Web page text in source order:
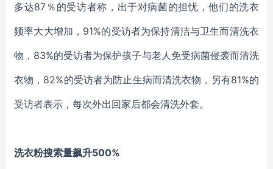
多达87％的受访者称， 出于对病菌的担忧，他们的洗衣
频率大大增加 ， 91%的受访者为保持清洁与卫生而清洗衣
物，83%的受访者为保护孩子与老人免受病菌侵袭而清洗
衣物 ， 82%的受访者为防止生病而清洗衣物，另有81%的
受访者表示，每次外出回家后都会清洗外套。
洗衣粉搜索量飙升500%